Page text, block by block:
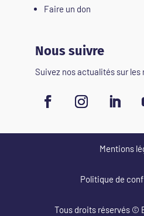
Faire un don
Nous suivre
Suivez nos actualités sur les
Mentions
Politique de
Tous droits réservés ©